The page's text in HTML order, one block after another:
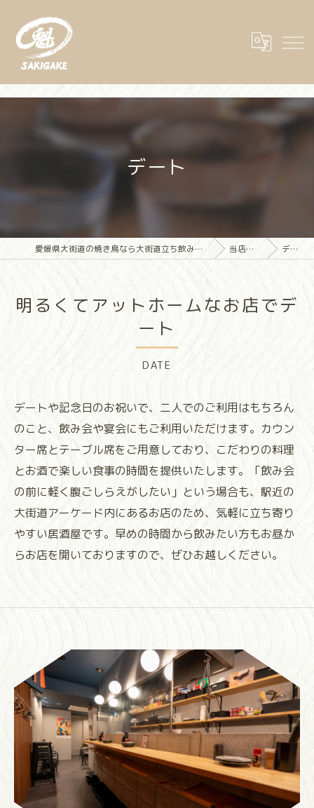
デート
愛媛県大街道の焼き鳥なら大街道立ち飲み焼き鳥 魁(さきがけ) 当店の特徴 デート
明るくてアットホームなお店でデ
ート
DATE
デートや記念日のお祝いで、二人でのご利用はもちろん
のこと、飲み会や宴会にもご利用いただけます。カウン
ター席とテーブル席をご用意しており、こだわりの料理
とお酒で楽しい食事の時間を提供いたします。「飲み会
の前に軽く腹ごしらえがしたい」という場合も、駅近の
大街道アーケード内にあるお店のため、気軽に立ち寄り
やすい居酒屋です。早めの時間から飲みたい方もお昼か
らお店を開いておりますので、ぜひお越しください。